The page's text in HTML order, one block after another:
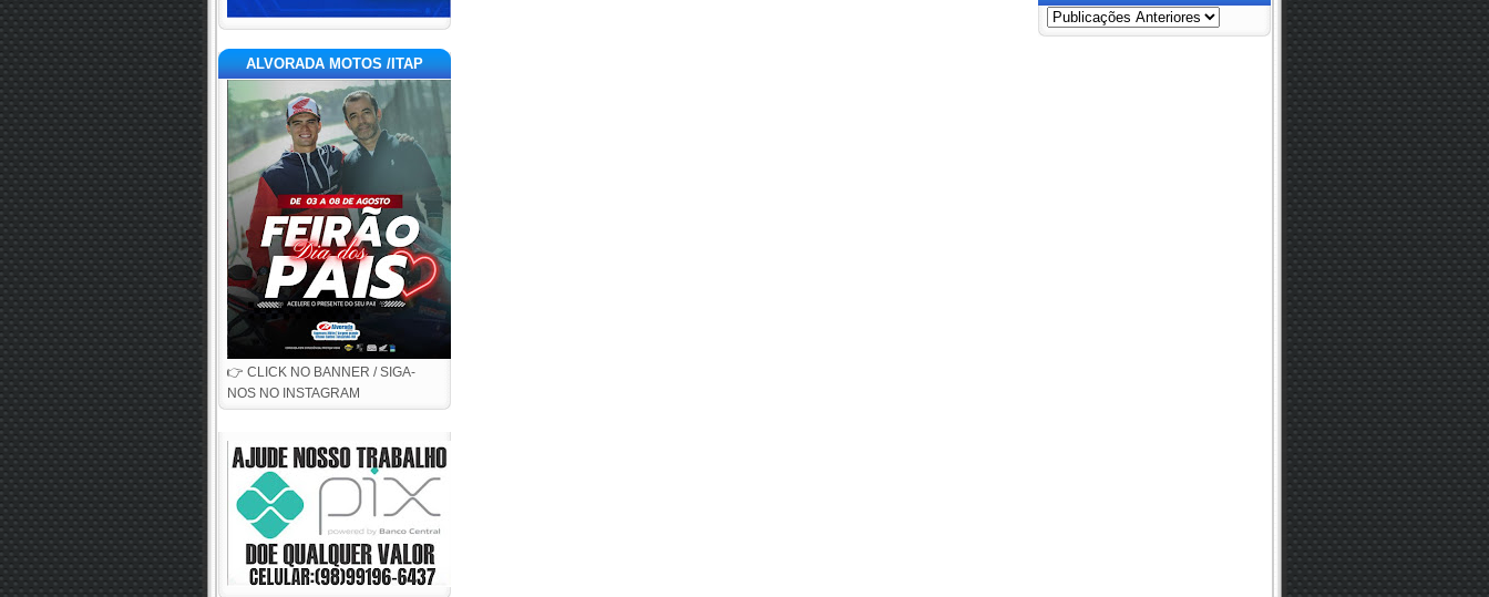
ALVORADA MOTOS /ITAP
👉 CLICK NO BANNER / SIGA-
NOS NO INSTAGRAM